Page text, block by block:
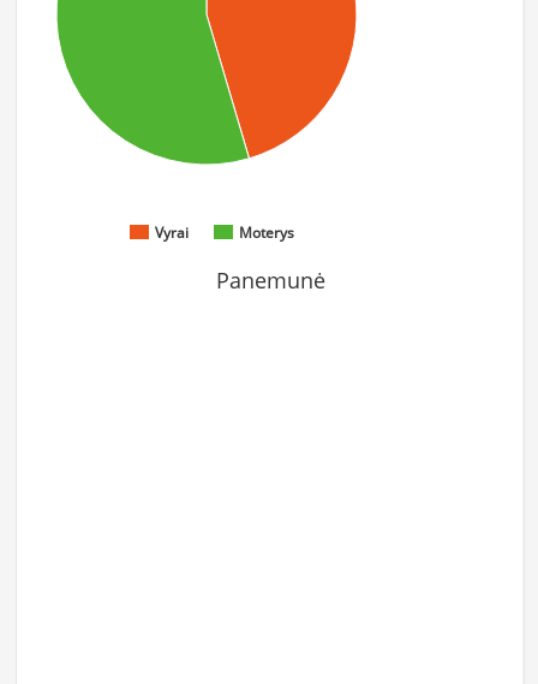
Vyrai Moterys
Panemunė